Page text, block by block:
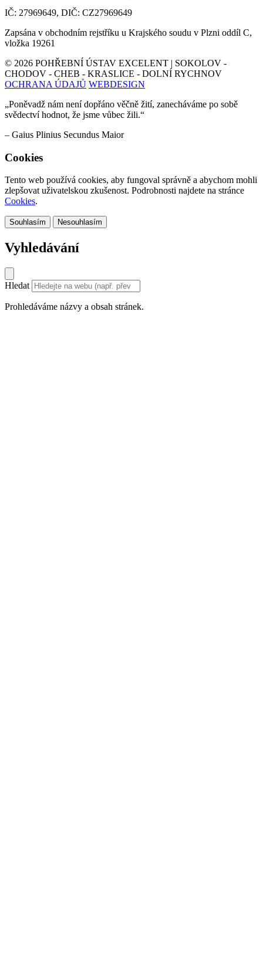
IČ: 27969649, DIČ: CZ27969649
Zapsána v obchodním rejstříku u Krajského soudu v Plzni oddíl C,
vložka 19261
© 2026 POHŘEBNÍ ÚSTAV EXCELENT | SOKOLOV -
CHODOV - CHEB - KRASLICE - DOLNÍ RYCHNOV
OCHRANA ÚDAJŮ WEBDESIGN
„Poněvadž nám není dopřáno věčně žití, zanecháváme po sobě
svědectví hodnot, že jsme vůbec žili.“
– Gaius Plinius Secundus Maior
Cookies
Tento web používá cookies, aby fungoval správně a abychom mohli
zlepšovat uživatelskou zkušenost. Podrobnosti najdete na stránce
Cookies.
Souhlasím Nesouhlasím
Vyhledávání
Hledat
Prohledáváme názvy a obsah stránek.